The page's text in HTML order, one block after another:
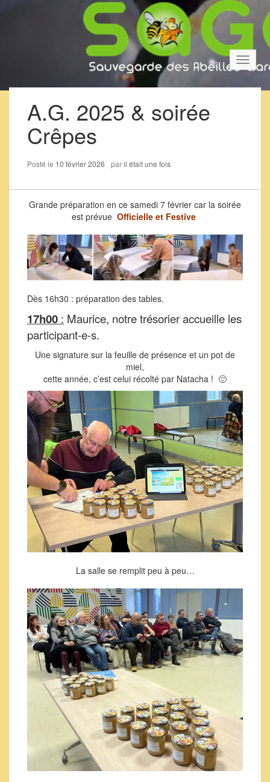
la
A.G. 2025 & soirée
Crêpes
Posté le 10 février 2026 paril était une fois
Grande préparation en ce samedi 7 février car la soirée
est prévue Officielle et Festive
Dès 16h30 : préparation des tables.
17h00 : Maurice, notre trésorier accueille les
participant-e-s.
Une signature sur la feuille de présence et un pot de
miel,
cette année, c’est celui récolté par Natacha ! 🙂
La salle se remplit peu à peu…